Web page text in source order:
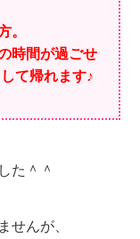
。
時間が過ごせ
て帰れます♪
た＾＾
せんが、